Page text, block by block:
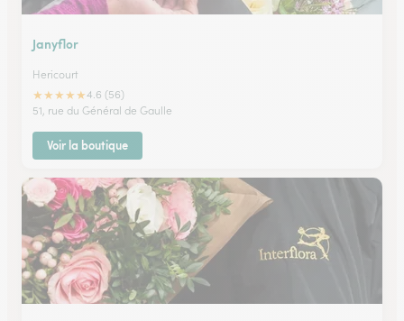
Janyflor
Hericourt
★★★★★4.6 (56)
51, rue du Général de Gaulle
Voir la boutique